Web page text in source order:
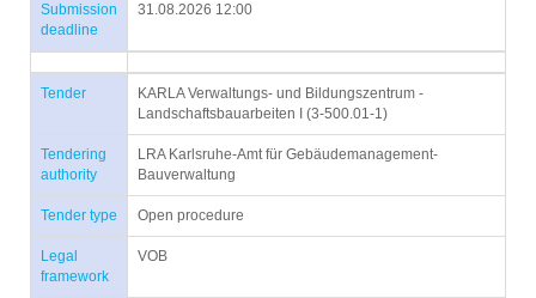
Submission
deadline
31.08.2026 12:00
Tender
KARLA Verwaltungs- und Bildungszentrum -
Landschaftsbauarbeiten I (3-500.01-1)
Tendering
authority
LRA Karlsruhe-Amt für Gebäudemanagement-
Bauverwaltung
Tender type Open procedure
Legal
framework
VOB